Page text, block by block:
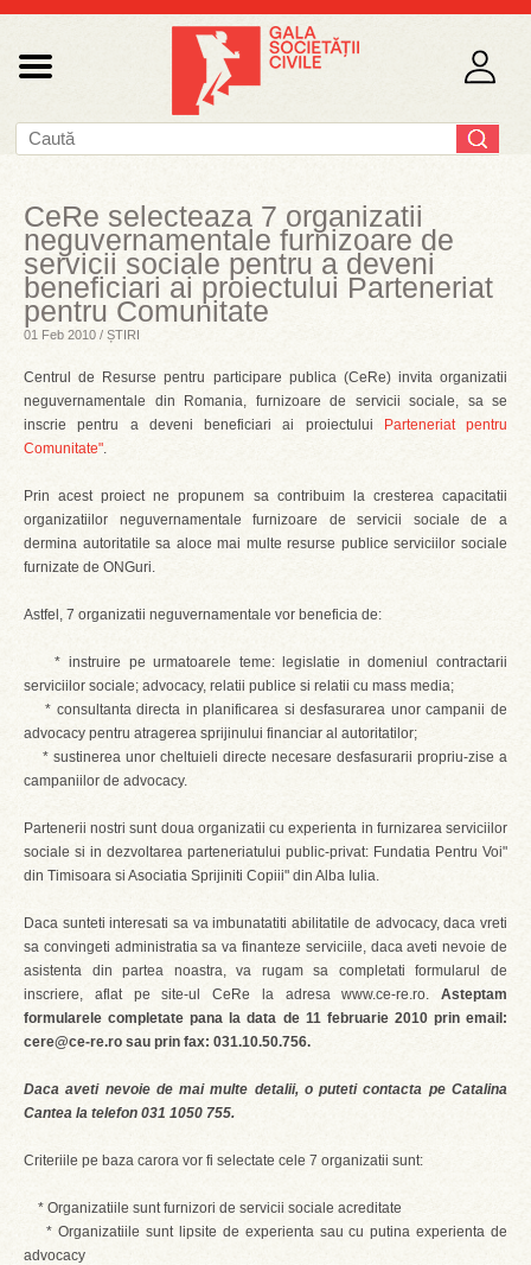
CeRe selecteaza 7 organizatii
neguvernamentale furnizoare de
servicii sociale pentru a deveni
beneficiari ai proiectului Parteneriat
pentru Comunitate
01 Feb 2010 / ȘTIRI
Centrul de Resurse pentru participare publica (CeRe) invita organizatii
neguvernamentale din Romania, furnizoare de servicii sociale, sa se
inscrie pentru a deveni beneficiari ai proiectului
Parteneriat pentru
Comunitate".
Prin acest proiect ne propunem sa contribuim la cresterea capacitatii
organizatiilor neguvernamentale furnizoare de servicii sociale de a
dermina autoritatile sa aloce mai multe resurse publice serviciilor sociale
furnizate de ONGuri.
Astfel, 7 organizatii neguvernamentale vor beneficia de:
* instruire pe urmatoarele teme: legislatie in domeniul contractarii
serviciilor sociale; advocacy, relatii publice si relatii cu mass media;
* consultanta directa in planificarea si desfasurarea unor campanii de
advocacy pentru atragerea sprijinului financiar al autoritatilor;
* sustinerea unor cheltuieli directe necesare desfasurarii propriu-zise a
campaniilor de advocacy.
Partenerii nostri sunt doua organizatii cu experienta in furnizarea serviciilor
sociale si in dezvoltarea parteneriatului public-privat: Fundatia Pentru Voi"
din Timisoara si Asociatia Sprijiniti Copiii" din Alba Iulia.
Daca sunteti interesati sa va imbunatatiti abilitatile de advocacy, daca vreti
sa convingeti administratia sa va finanteze serviciile, daca aveti nevoie de
asistenta din partea noastra, va rugam sa completati formularul de
inscriere, aflat pe site-ul CeRe la adresa www.ce-re.ro. Asteptam
formularele completate pana la data de 11 februarie 2010 prin email:
cere@ce-re.ro sau prin fax: 031.10.50.756.
Daca aveti nevoie de mai multe detalii, o puteti contacta pe Catalina
Cantea la telefon 031 1050 755.
Criteriile pe baza carora vor fi selectate cele 7 organizatii sunt:
* Organizatiile sunt furnizori de servicii sociale acreditate
* Organizatiile sunt lipsite de experienta sau cu putina experienta de
advocacy